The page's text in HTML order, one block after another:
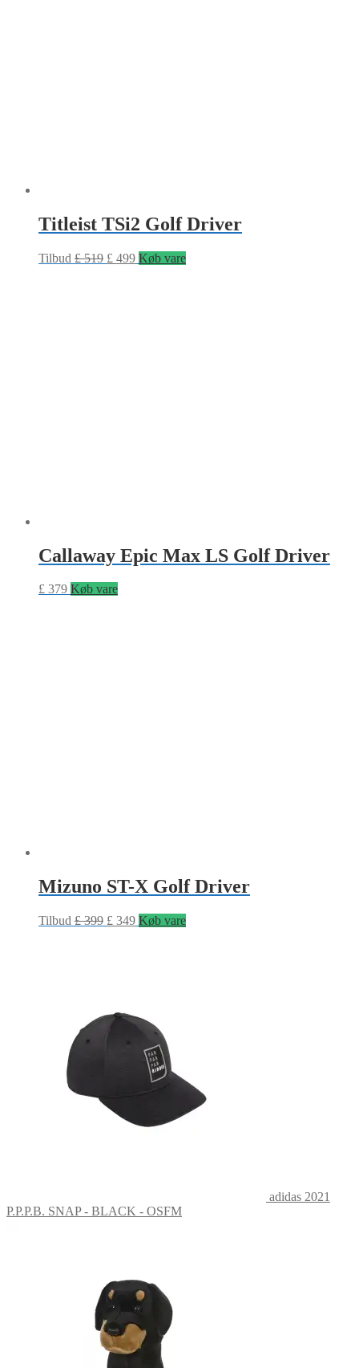
Titleist TSi2 Golf Driver
Tilbud £519 £ 499 Køb vare
Callaway Epic Max LS Golf Driver
£ 379 Køb vare
Mizuno ST-X Golf Driver
Tilbud £399 £ 349 Køb vare
adidas 2021
P.P.P.B. SNAP - BLACK - OSFM